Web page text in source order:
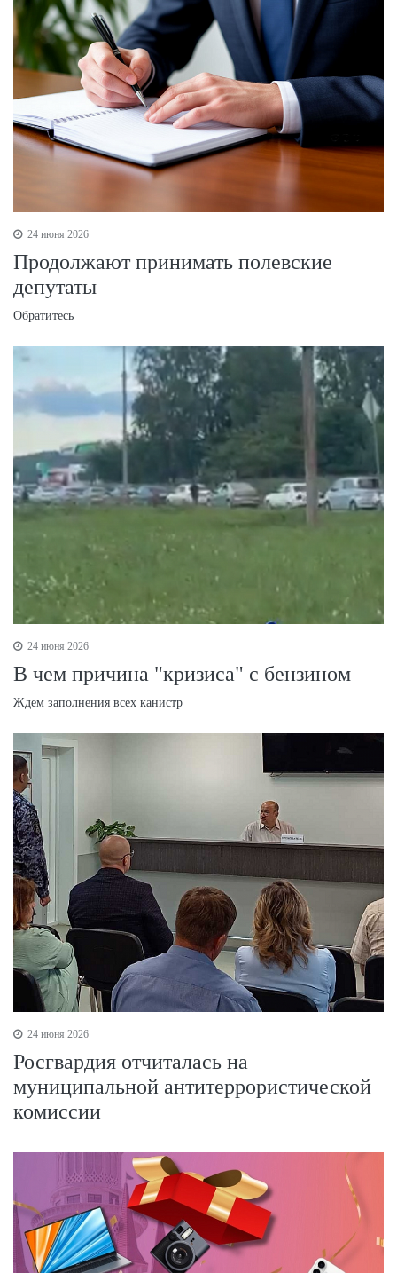
24 июня 2026
Продолжают принимать полевские
депутаты
Обратитесь
24 июня 2026
В чем причина "кризиса" с бензином
Ждем заполнения всех канистр
24 июня 2026
Росгвардия отчиталась на
муниципальной антитеррористической
комиссии